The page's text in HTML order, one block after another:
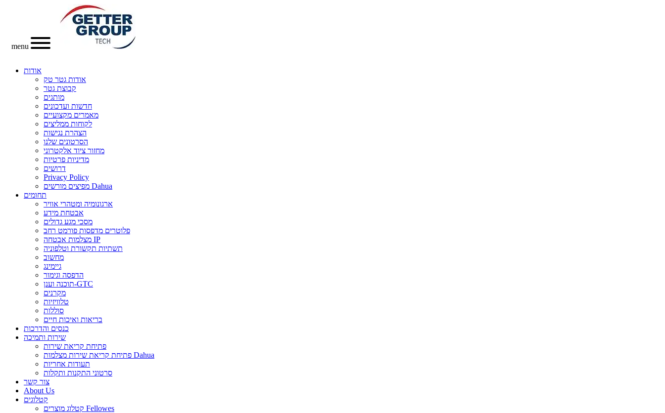
menu
אודות
אודות גטר טק
קבוצת גטר
מותגים
חדשות ועדכונים
מאמרים מקצועיים
לקוחות ממליצים
הצהרת נגישות
הסרטונים שלנו
מחזור ציוד אלקטרוני
מדיניות פרטיות
דרושים
Privacy Policy
מפיצים מורשים Dahua
תחומים
ארגונומיה ומטהרי אוויר
אבטחת מידע
מסכי מגע גדולים
פלוטרים מדפסות פורמט רחב
מצלמות אבטחה IP
תשתיות תקשורת וטלפוניה
מחשוב
גיימינג
הדפסה וגימור
תוכנה וענן-GTC
מקרנים
טלוויזיות
סוללות
בריאות ואיכות חיים
כנסים והדרכות
שירות ותמיכה
פתיחת קריאת שירות
פתיחת קריאת שירות מצלמות Dahua
תעודות אחריות
סרטוני התקנות ותקלות
צור קשר
About Us
קטלוגים
קטלוג מוצרים Fellowes